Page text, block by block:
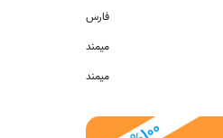
فارس
میمند
میمند